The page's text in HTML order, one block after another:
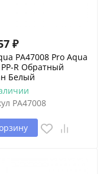
₽
PA47008 Pro Aqua
R Обратный
Белый
PA47008